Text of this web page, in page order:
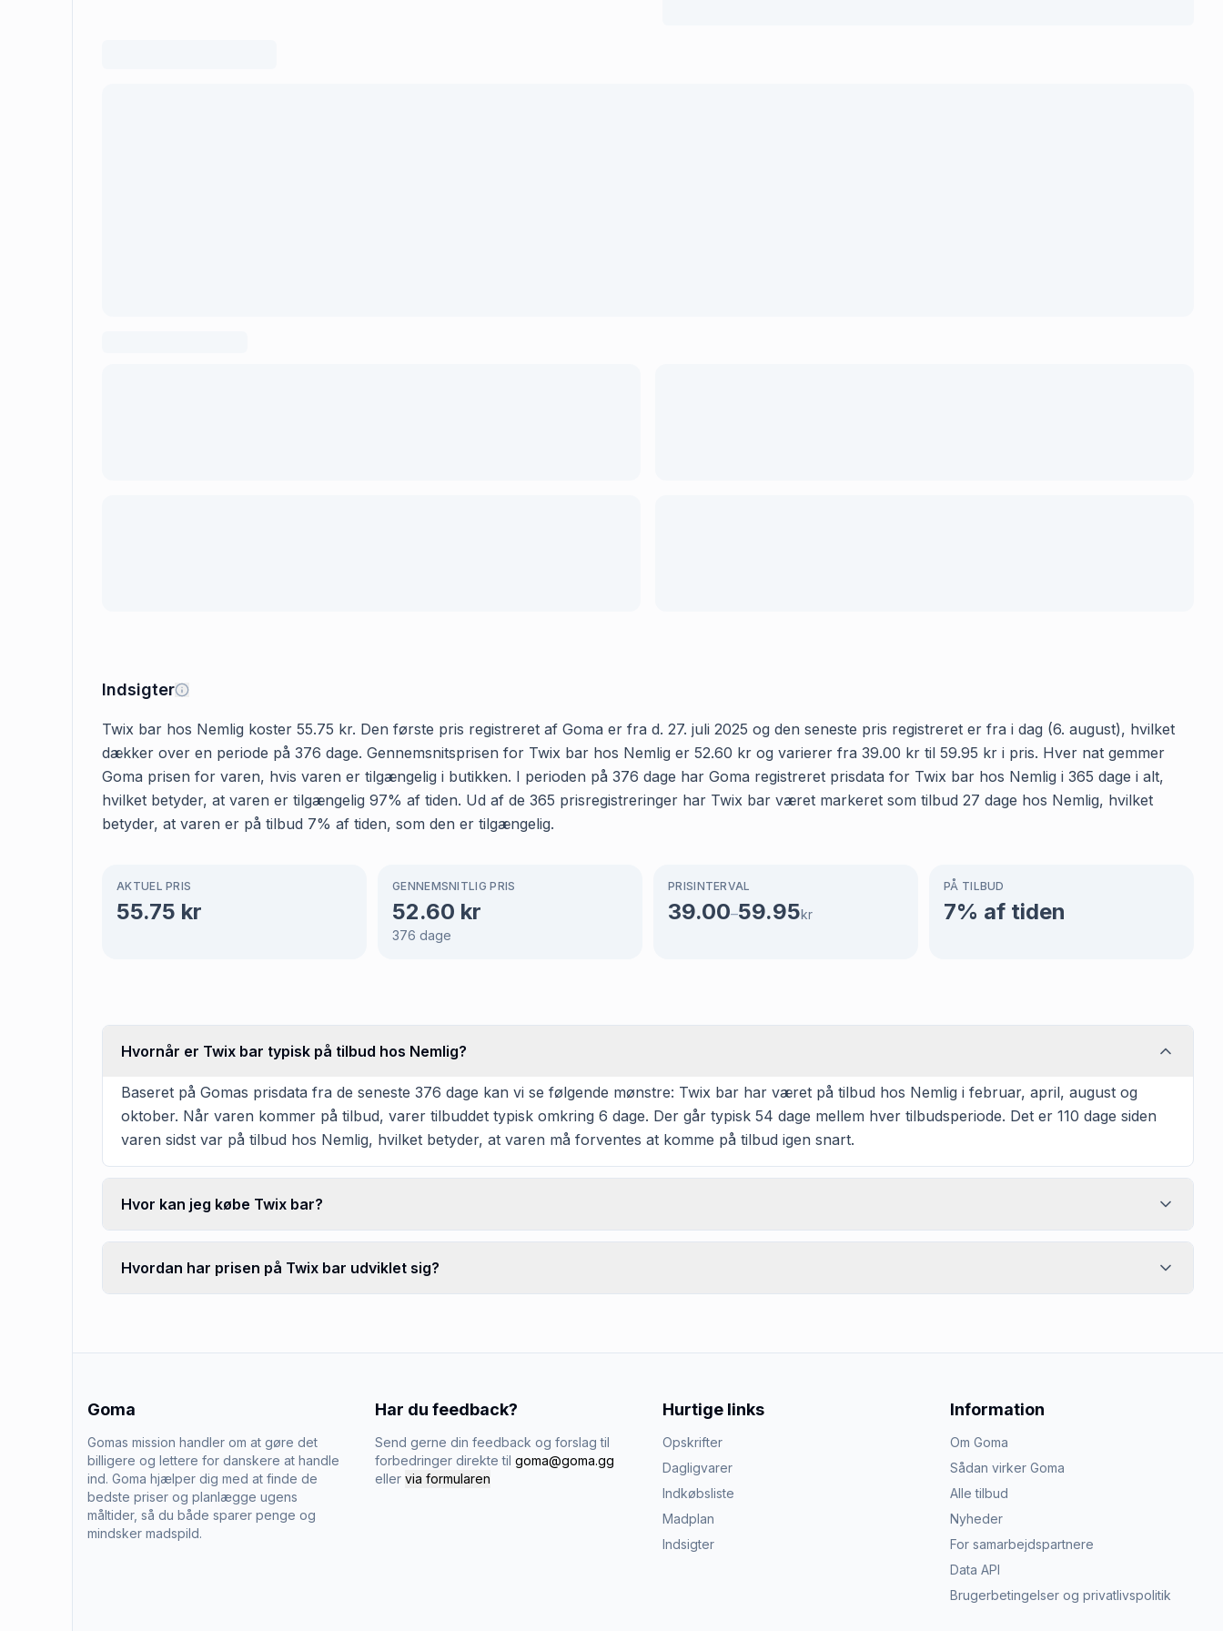
Indsigter
Twix bar hos Nemlig koster 55.75 kr. Den første pris registreret af Goma er fra d. 27. juli 2025 og den seneste pris registreret er fra i dag (6. august), hvilket
dækker over en periode på 376 dage. Gennemsnitsprisen for Twix bar hos Nemlig er 52.60 kr og varierer fra 39.00 kr til 59.95 kr i pris. Hver nat gemmer
Goma prisen for varen, hvis varen er tilgængelig i butikken. I perioden på 376 dage har Goma registreret prisdata for Twix bar hos Nemlig i 365 dage i alt,
hvilket betyder, at varen er tilgængelig 97% af tiden. Ud af de 365 prisregistreringer har Twix bar været markeret som tilbud 27 dage hos Nemlig, hvilket
betyder, at varen er på tilbud 7% af tiden, som den er tilgængelig.
AKTUEL PRIS
55.75 kr
GENNEMSNITLIG PRIS
52.60 kr
376 dage
PRISINTERVAL
39.00–59.95kr
PÅ TILBUD
7% af tiden
Hvornår er Twix bar typisk på tilbud hos Nemlig?
Baseret på Gomas prisdata fra de seneste 376 dage kan vi se følgende mønstre: Twix bar har været på tilbud hos Nemlig i februar, april, august og
oktober. Når varen kommer på tilbud, varer tilbuddet typisk omkring 6 dage. Der går typisk 54 dage mellem hver tilbudsperiode. Det er 110 dage siden
varen sidst var på tilbud hos Nemlig, hvilket betyder, at varen må forventes at komme på tilbud igen snart.
Hvor kan jeg købe Twix bar?
Hvordan har prisen på Twix bar udviklet sig?
Goma
Gomas mission handler om at gøre det
billigere og lettere for danskere at handle
ind. Goma hjælper dig med at finde de
bedste priser og planlægge ugens
måltider, så du både sparer penge og
mindsker madspild.
Har du feedback?
Send gerne din feedback og forslag til
forbedringer direkte til goma@goma.gg
eller via formularen
Hurtige links
Opskrifter
Dagligvarer
Indkøbsliste
Madplan
Indsigter
Information
Om Goma
Sådan virker Goma
Alle tilbud
Nyheder
For samarbejdspartnere
Data API
Brugerbetingelser og privatlivspolitik